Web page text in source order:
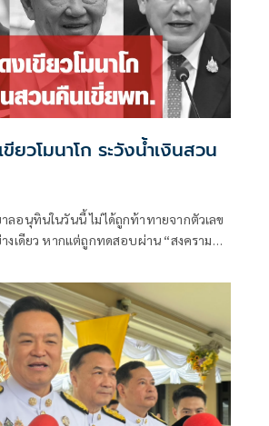
ยวโมนาโก ระวังน้ำเงินสวน
ลอนุทินในวันนี้ ไม่ได้ถูกท้าทายจากตัวเลข
างเดียว หากแต่ถูกทดสอบผ่าน “สงคราม
ภูมิใจไทย